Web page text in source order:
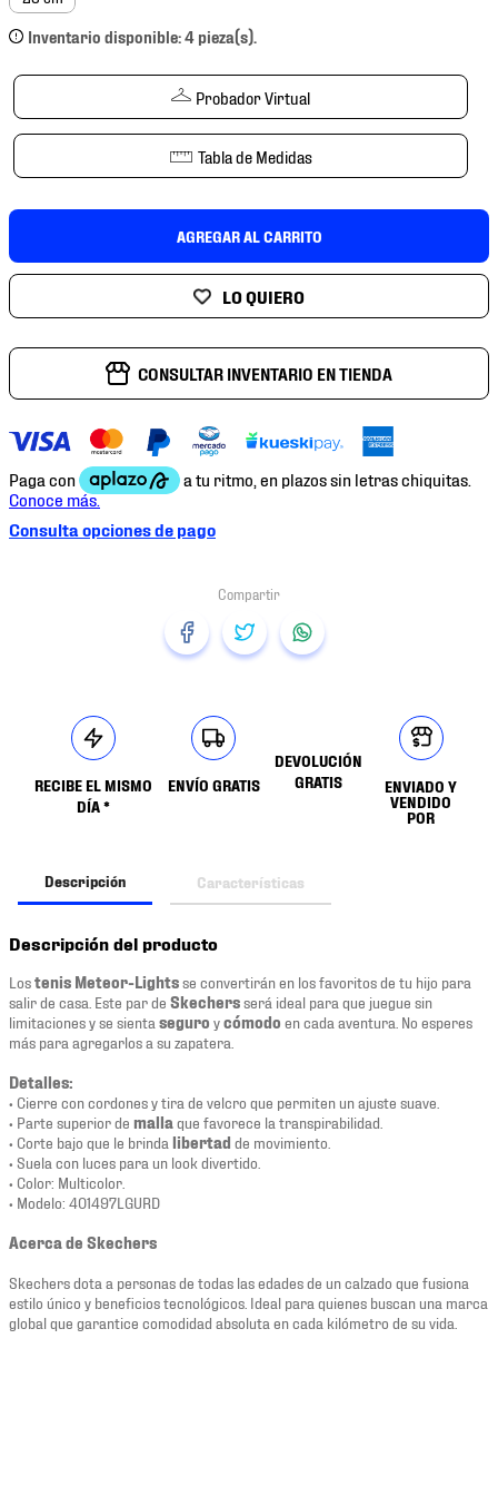
Inventario disponible: 4 pieza(s).
Probador Virtual
Tabla de Medidas
AGREGAR AL CARRITO
CONSULTAR INVENTARIO EN TIENDA
Consulta opciones de pago
RECIBE EL MISMO
DÍA *
ENVÍO GRATIS
DEVOLUCIÓN
GRATIS
ENVIADO Y
VENDIDO
POR
Descripción Características
Descripción del producto
Lostenis Meteor-Lightsse convertirán en los favoritos de tu hijo para
salir de casa. Este par de Skechersserá ideal para que juegue sin
limitaciones y se sienta seguro ycómodo en cada aventura. No esperes
más para agregarlos a su zapatera.
Detalles:
• Cierre con cordones y tira de velcro que permiten un ajuste suave.
• Parte superior de malla que favorece la transpirabilidad.
• Corte bajo que le brinda libertad de movimiento.
• Suela con luces para un look divertido.
• Color: Multicolor.
• Modelo: 401497LGURD
Acerca de Skechers
Skechers dota a personas de todas las edades de un calzado que fusiona
estilo único y beneficios tecnológicos. Ideal para quienes buscan una marca
global que garantice comodidad absoluta en cada kilómetro de su vida.
7.
mochilas
8.
chivas